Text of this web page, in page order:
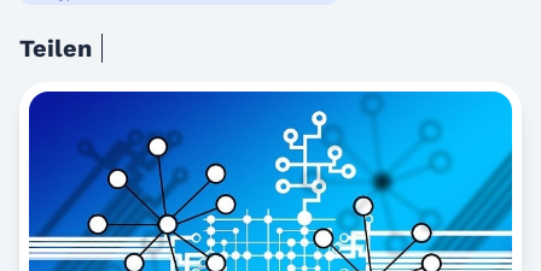
Teilen